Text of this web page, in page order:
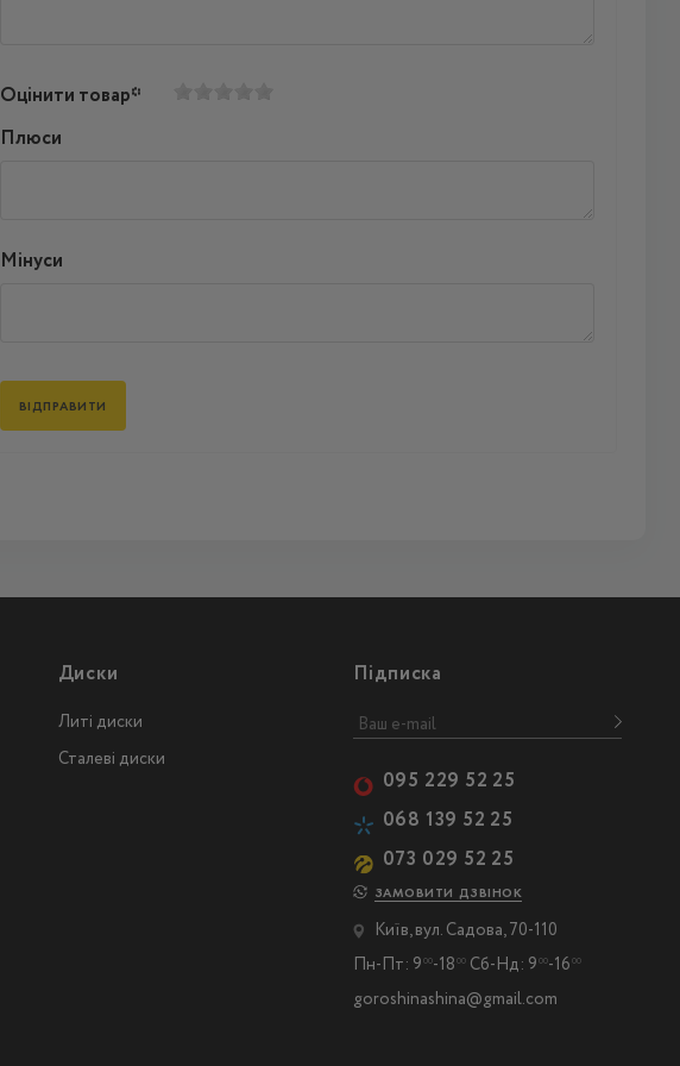
Оцінити товар*
Плюси
Мінуси
Диски
Литі диски
Сталеві диски
Підписка
095 229 52 25
068 139 52 25
073 029 52 25
ЗАМОВИТИ ДЗВІНОК
Київ, вул. Садова, 70-110
Пн-Пт: 9 00-18 00Сб-Нд: 9 00-16 00
goroshinashina@gmail.com